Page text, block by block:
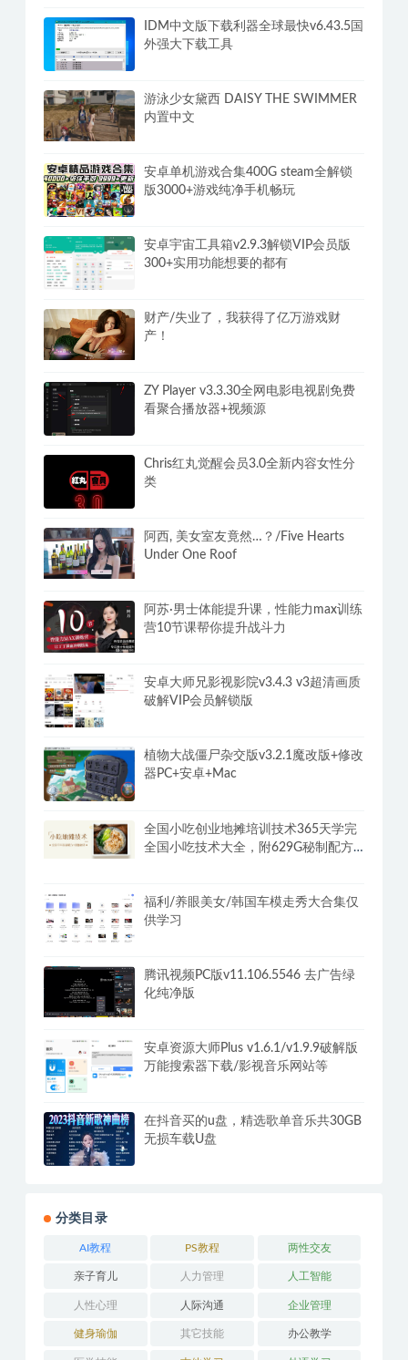
IDM中文版下载利器全球最快v6.43.5国
外强大下载工具
游泳少女黛西 DAISY THE SWIMMER
内置中文
安卓单机游戏合集400G steam全解锁
版3000+游戏纯净手机畅玩
安卓宇宙工具箱v2.9.3解锁VIP会员版
300+实用功能想要的都有
财产/失业了，我获得了亿万游戏财
产！
ZY Player v3.3.30全网电影电视剧免费
看聚合播放器+视频源
Chris红丸觉醒会员3.0全新内容女性分
类
阿西, 美女室友竟然…？/Five Hearts
Under One Roof
阿苏·男士体能提升课，性能力max训练
营10节课帮你提升战斗力
安卓大师兄影视影院v3.4.3 v3超清画质
破解VIP会员解锁版
植物大战僵尸杂交版v3.2.1魔改版+修改
器PC+安卓+Mac
全国小吃创业地摊培训技术365天学完
全国小吃技术大全，附629G秘制配方
福利/养眼美女/韩国车模走秀大合集仅
供学习
腾讯视频PC版v11.106.5546 去广告绿
化纯净版
安卓资源大师Plus v1.6.1/v1.9.9破解版
万能搜索器下载/影视音乐网站等
在抖音买的u盘，精选歌单音乐共30GB
无损车载U盘
分类目录
AI教程 PS教程 两性交友
亲子育儿 人力管理 人工智能
人性心理 人际沟通 企业管理
健身瑜伽 其它技能 办公教学